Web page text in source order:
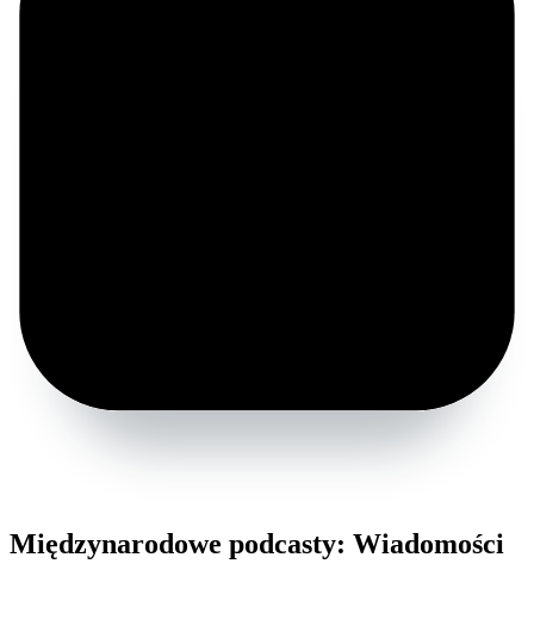
Międzynarodowe podcasty: Wiadomości